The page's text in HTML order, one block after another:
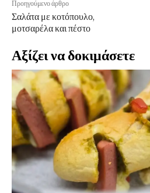
Προηγούμενο άρθρο
Σαλάτα με κοτόπουλο,
μοτσαρέλα και πέστο
Αξίζει να δοκιμάσετε